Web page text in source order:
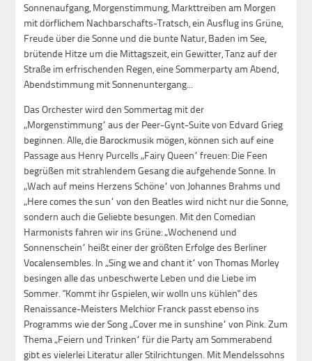
Sonnenaufgang, Morgenstimmung, Markttreiben am Morgen
mit dörflichem Nachbarschafts-Tratsch, ein Ausflug ins Grüne,
Freude über die Sonne und die bunte Natur, Baden im See,
brütende Hitze um die Mittagszeit, ein Gewitter, Tanz auf der
Straße im erfrischenden Regen, eine Sommerparty am Abend,
Abendstimmung mit Sonnenuntergang...
Das Orchester wird den Sommertag mit der
„Morgenstimmung“ aus der Peer-Gynt-Suite von Edvard Grieg
beginnen. Alle, die Barockmusik mögen, können sich auf eine
Passage aus Henry Purcells „Fairy Queen“ freuen: Die Feen
begrüßen mit strahlendem Gesang die aufgehende Sonne. In
„Wach auf meins Herzens Schöne“ von Johannes Brahms und
„Here comes the sun“ von den Beatles wird nicht nur die Sonne,
sondern auch die Geliebte besungen. Mit den Comedian
Harmonists fahren wir ins Grüne: „Wochenend und
Sonnenschein“ heißt einer der größten Erfolge des Berliner
Vocalensembles. In „Sing we and chant it“ von Thomas Morley
besingen alle das unbeschwerte Leben und die Liebe im
Sommer. "Kommt ihr Gspielen, wir wolln uns kühlen" des
Renaissance-Meisters Melchior Franck passt ebenso ins
Programms wie der Song „Cover me in sunshine“ von Pink. Zum
Thema „Feiern und Trinken“ für die Party am Sommerabend
gibt es vielerlei Literatur aller Stilrichtungen. Mit Mendelssohns